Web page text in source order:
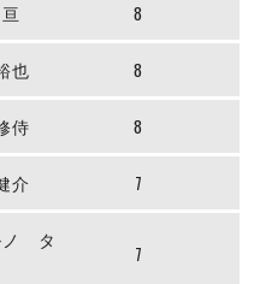
8
也 8
侍 8
介 7
タ
7